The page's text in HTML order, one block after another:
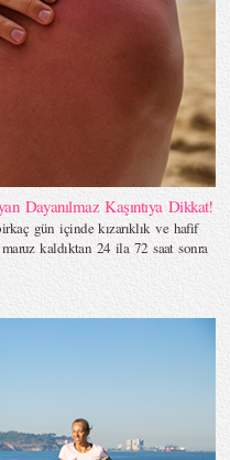
Dayanılmaz Kaşıntıya Dikkat!
gün içinde kızarıklık ve hafif
kaldıktan 24 ila 72 saat sonra